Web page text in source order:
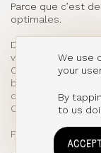
Parce que c’est
optimales.
De plus, tout
vitamines A, B9 et
C'est aussi un
bonne santé de
douleurs
Comment les
Fermes et
We use
your
By
to us